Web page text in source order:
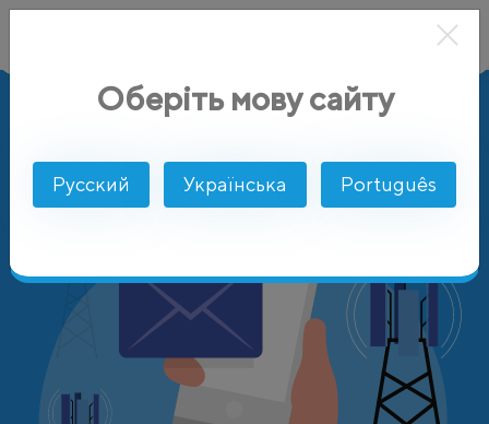
Warid Telecom
Оберіть мову сайту
Русский Українська Português